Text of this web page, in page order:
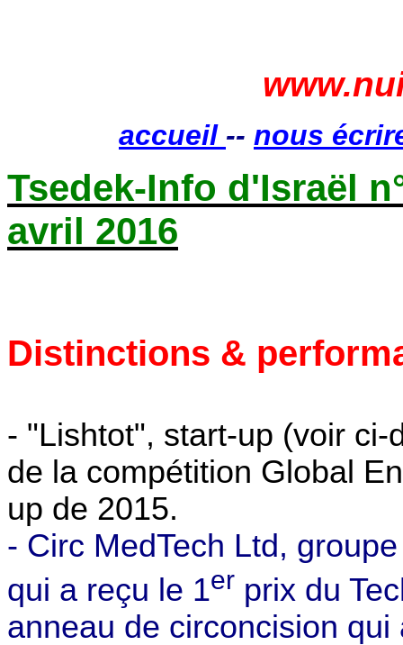
accueil -- nous
Tsedek-Info d'Israël
avril 2016
Distinctions &
- "Lishtot", start-up (voir
de la compétition Global
up de 2015.
- Circ MedTech Ltd,
qui a reçu le 1er prix du
anneau de circoncision qui